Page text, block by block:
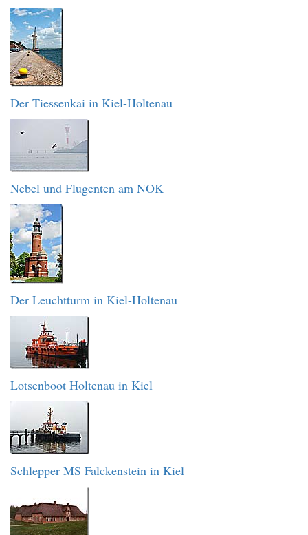
Der Tiessenkai in Kiel-Holtenau
Nebel und Flugenten am NOK
Der Leuchtturm in Kiel-Holtenau
Lotsenboot Holtenau in Kiel
Schlepper MS Falckenstein in Kiel